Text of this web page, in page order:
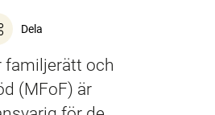
Dela
familjerätt och
(MFoF) är